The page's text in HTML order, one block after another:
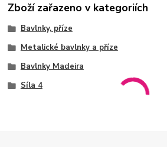
Zboží zařazeno v kategoriích
Bavlnky, příze
Metalické bavlnky a příze
Bavlnky Madeira
Síla 4